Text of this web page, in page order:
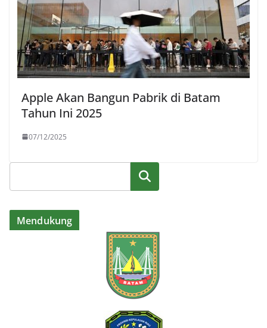
Apple Akan Bangun Pabrik di Batam
Tahun Ini 2025
07/12/2025
Cari
Mendukung